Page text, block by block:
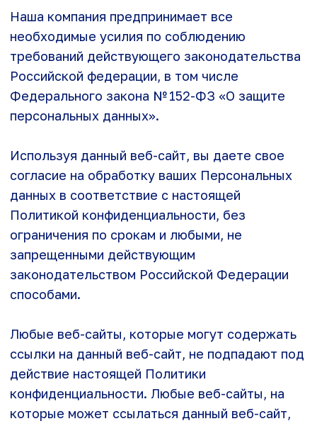
тренажера практических навыков
общения
онлайн тренажера практических
info@molver.ru 8 495 968 06 11
Используя данный веб-сайт, вы даете свое
согласие на обработку ваших Персональных
данных в соответствие с настоящей
Политикой конфиденциальности, без
ограничения по срокам и любыми, не
запрещенными действующим
законодательством Российской Федерации
способами.
Любые веб-сайты, которые могут содержать
ссылки на данный веб-сайт, не подпадают под
действие настоящей Политики
конфиденциальности. Любые веб-сайты, на
которые может ссылаться данный веб-сайт,
не подпадают под действие настоящей
Политики конфиденциальности.
Мы собираем только ту личную информацию о
Пользователях данного веб-сайта, которую
они предоставили добровольно в качестве
·Анкетные данные (Имя);
·Номер телефона;
·Адрес электронной почты (е-mail);
·Наименование Вашей компании (или
компании-работодателя) и ее реквизиты;
·Адрес сайта в сети Интернет.